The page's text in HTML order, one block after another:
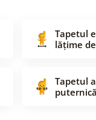
Tapetul
lățime
Tapetul
puternică